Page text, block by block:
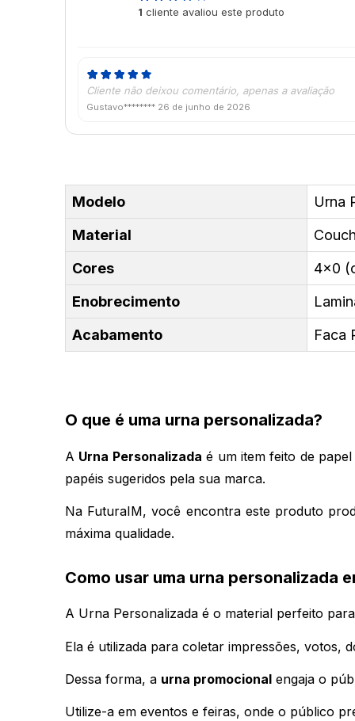
1 cliente avaliou este produto
Cliente não deixou comentário, apenas a avaliação
Gustavo******** 26 de junho de 2026
Modelo
Urna
Material
Cores
4x0
Enobrecimento
Acabamento
Faca
O que é uma urna personalizada?
A Urna Personalizada é um item feito de
papéis sugeridos pela sua marca.
Na FuturaIM, você encontra este produto
máxima qualidade.
Como usar uma urna personalizada
A Urna Personalizada é o material perfeito
Ela é utilizada para coletar impressões, votos,
Dessa forma, a urna promocional engaja o
Utilize-a em eventos e feiras, onde o público